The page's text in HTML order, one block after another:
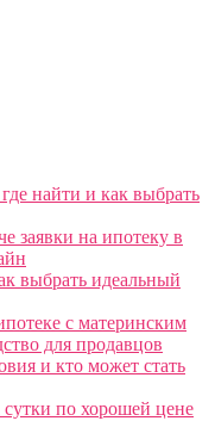
найти и как выбрать
заявки на ипотеку в
выбрать идеальный
с материнским
для продавцов
и кто может стать
по хорошей цене